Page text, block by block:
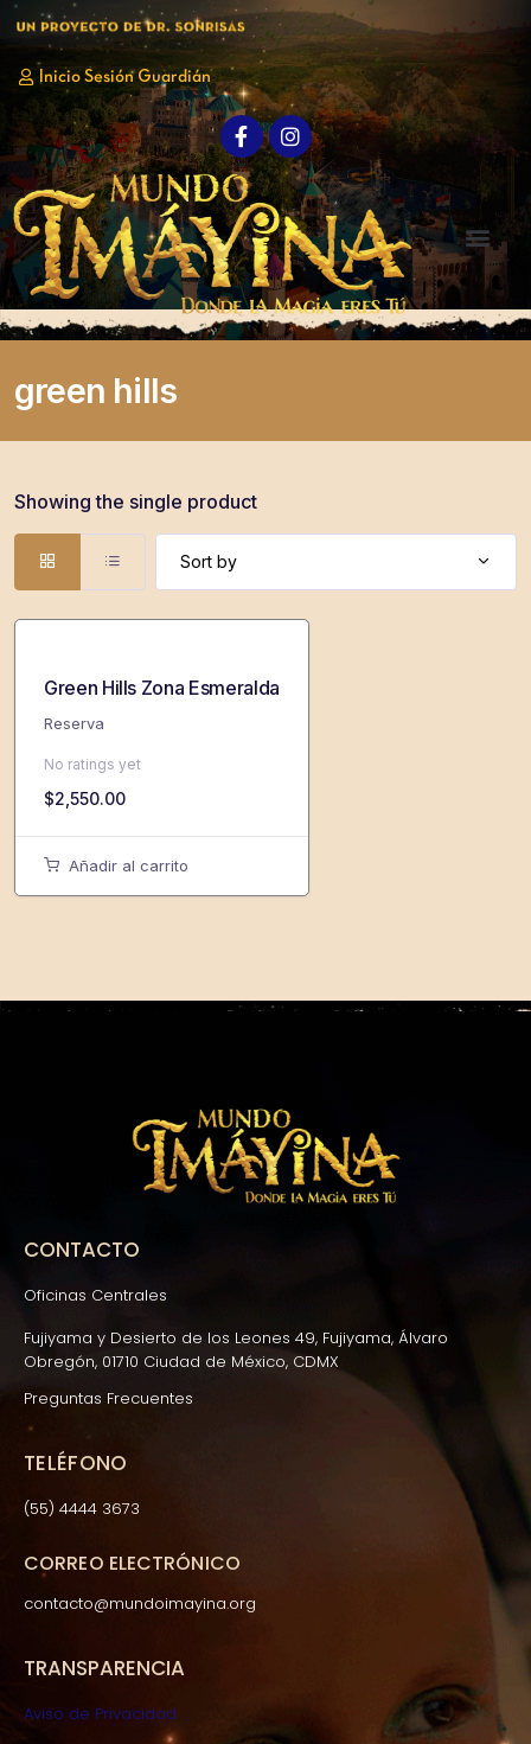
Inicio Sesión Guardián
green hills
Showing the single product
Sort by
Green Hills Zona Esmeralda
Reserva
No ratings yet
$2,550.00
Añadir al carrito
CONTACTO
Oficinas Centrales
Fujiyama y Desierto de los Leones 49, Fujiyama, Álvaro
Obregón, 01710 Ciudad de México, CDMX
Preguntas Frecuentes
TELÉFONO
(55) 4444 3673
CORREO ELECTRÓNICO
contacto@mundoimayina.org
TRANSPARENCIA
Aviso de Privacidad